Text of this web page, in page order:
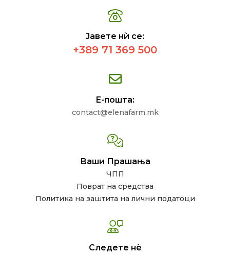
Јавете нѝ се:
+389 71 369 500
Е-пошта:
contact@elenafarm.mk
Ваши Прашања
ЧПП
Поврат на средства
Политика на заштита на лични податоци
Следете нѐ